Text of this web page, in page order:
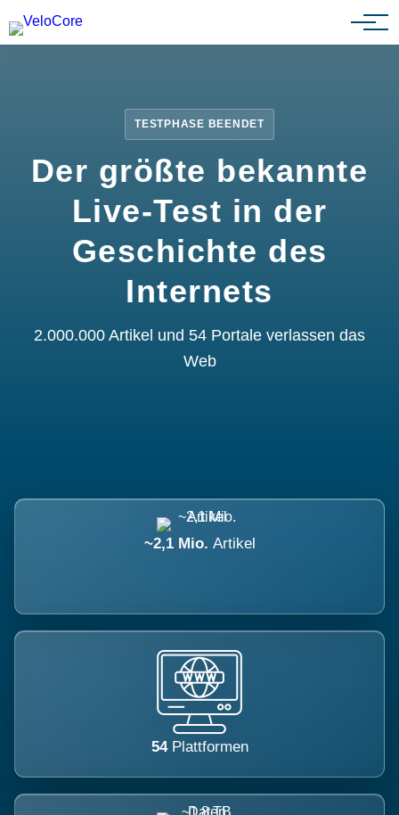
Partnerprogramm
TESTPHASE BEENDET
Der größte bekannte
Live-Test in der
Geschichte des
Internets
2.000.000 Artikel und 54 Portale verlassen das
Web
~2,1 Mio. Artikel
54 Plattformen